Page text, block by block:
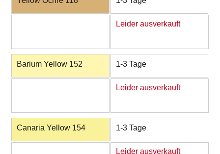
Leider ausverkauft
Barium Yellow 152 1-3 Tage
Leider ausverkauft
Canaria Yellow 154 1-3 Tage
Leider ausverkauft